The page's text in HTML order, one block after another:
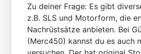
Zu deiner Frage: Es gibt
z.B. SLS und Motorform, die
Nachrüstsätze anbieten. Bei
(Merc450) kannst du es auch